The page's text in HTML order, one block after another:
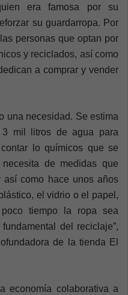
era famosa por su
su guardarropa. Por
personas que optan por
y reciclados, así como
a comprar y vender
una necesidad. Se estima
mil litros de agua para
lo químicos que se
de medidas que
así como hace unos años
el vidrio o el papel,
tiempo la ropa sea
del reciclaje”,
de la tienda El
economía colaborativa a